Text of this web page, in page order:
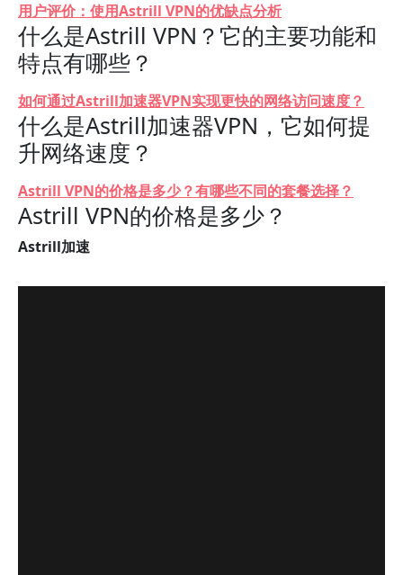
用户评价：使用Astrill VPN的优缺点分析
什么是Astrill VPN？它的主要功能和
特点有哪些？
如何通过Astrill加速器VPN实现更快的网络访问速度？
什么是Astrill加速器VPN，它如何提
升网络速度？
Astrill VPN的价格是多少？有哪些不同的套餐选择？
Astrill VPN的价格是多少？
Astrill加速